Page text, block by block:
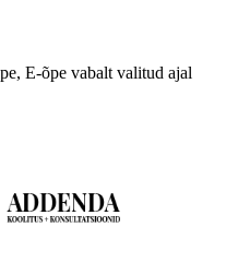
E-õpe vabalt valitud ajal